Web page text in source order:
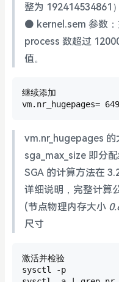
整为 192414534861）
⚫ kernel.sem 参数
process 数超过
值。
继续添加
vm.nr_hugepages=
vm.nr_hugepages 的
sga_max_size 即分
SGA 的计算方法在
详细说明，完整计算
(节点物理内存大小
尺寸
激活并检验
sysctl -p